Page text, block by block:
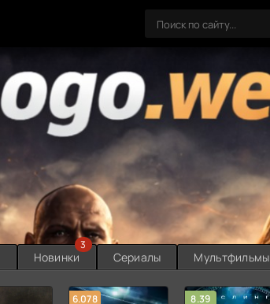
Новинки
3
Сериалы Мультфильмы
6.078 8.39